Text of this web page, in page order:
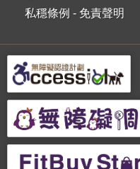
私穩條例 - 免責聲明